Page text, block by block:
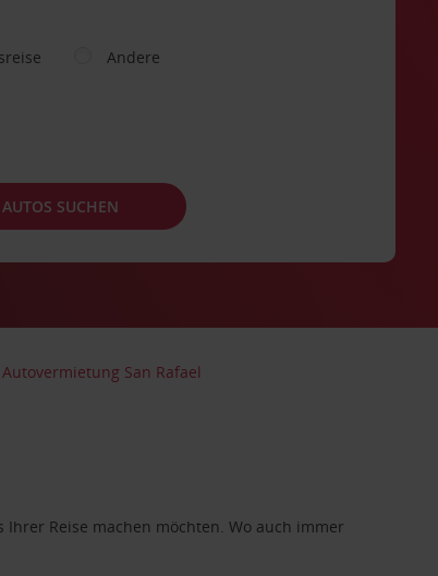
Andere
AUTOS SUCHEN
Autovermietung San Rafael
Reise machen möchten. Wo auch immer